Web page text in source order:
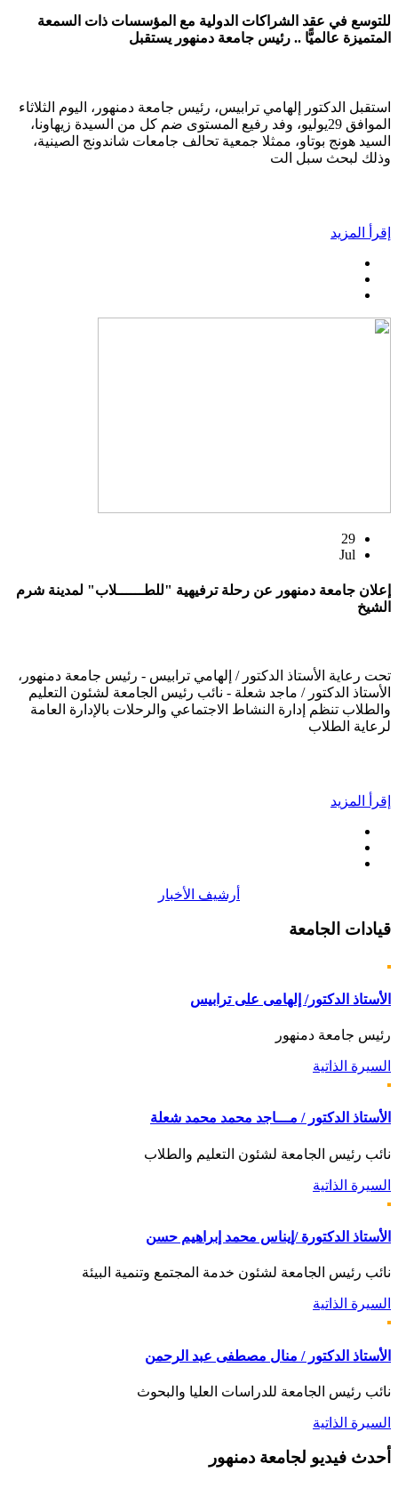
للتوسع في عقد الشراكات الدولية مع المؤسسات ذات السمعة
المتميزة عالميًّا .. رئيس جامعة دمنهور يستقبل
استقبل الدكتور إلهامي ترابيس، رئيس جامعة دمنهور، اليوم الثلاثاء
الموافق 29يوليو، وفد رفيع المستوى ضم كل من السيدة زيهاونا،
السيد هونج بوتاو، ممثلا جمعية تحالف جامعات شاندونج الصينية،
وذلك لبحث سبل الت
إقرأ المزيد
29
Jul
إعلان جامعة دمنهور عن رحلة ترفيهية "للطــــــلاب" لمدينة شرم
الشيخ
تحت رعاية الأستاذ الدكتور / إلهامي ترابيس - رئيس جامعة دمنهور،
الأستاذ الدكتور / ماجد شعلة - نائب رئيس الجامعة لشئون التعليم
والطلاب تنظم إدارة النشاط الاجتماعي والرحلات بالإدارة العامة
لرعاية الطلاب
إقرأ المزيد
أرشيف الأخبار
قيادات الجامعة
الأستاذ الدكتور/ إلهامى على ترابيس
رئيس جامعة دمنهور
السيرة الذاتية
الأستاذ الدكتور / مـــاجد محمد محمد شعلة
نائب رئيس الجامعة لشئون التعليم والطلاب
السيرة الذاتية
الأستاذ الدكتورة /إيناس محمد إبراهيم حسن
نائب رئيس الجامعة لشئون خدمة المجتمع وتنمية البيئة
السيرة الذاتية
الأستاذ الدكتور / منال مصطفى عبد الرحمن
نائب رئيس الجامعة للدراسات العليا والبحوث
السيرة الذاتية
أحدث فيديو لجامعة دمنهور